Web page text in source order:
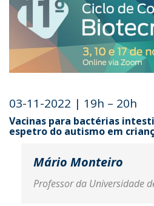
03-11-2022 | 19h – 20h
Vacinas para bactérias
espetro do autismo em
Mário Monteiro
Professor da Universidade